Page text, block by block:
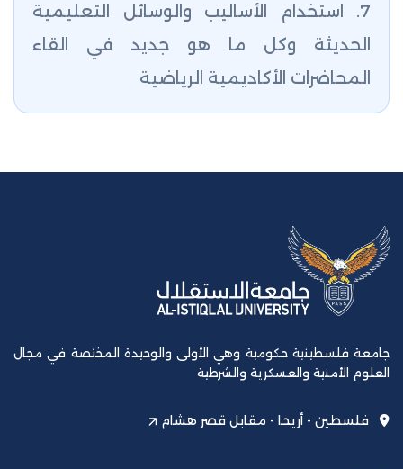
7. استخدام الأساليب والوسائل التعليمية
الحديثة وكل ما هو جديد في القاء
المحاضرات الأكاديمية الرياضية
جامعة فلسطينية حكومية وهي الأولى والوحيدة المختصة في مجال
العلوم الأمنية والعسكرية والشرطية
فلسطين - أريحا - مقابل قصر هشام